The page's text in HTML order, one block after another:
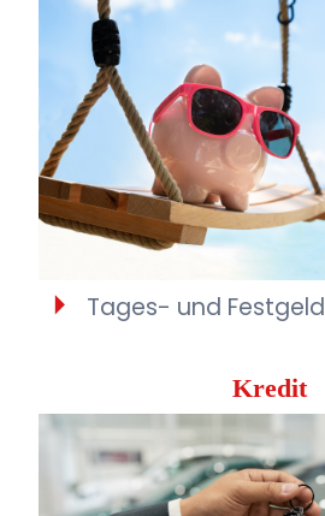
Tages- und Festgeld
Kredit